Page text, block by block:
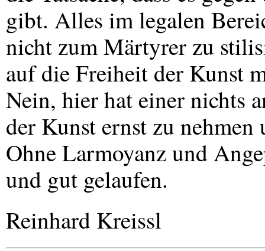
gibt. Alles im legalen
nicht zum Märtyrer zu
auf die Freiheit der Kunst
Nein, hier hat einer nichts
der Kunst ernst zu
Ohne Larmoyanz und
und gut gelaufen.
Reinhard Kreissl